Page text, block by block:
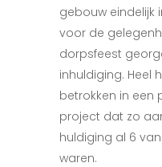
gebouw eindelijk
voor de
dorpsfeest
inhuldiging. Heel
betrokken in een
project dat zo
huldiging al 6
waren.